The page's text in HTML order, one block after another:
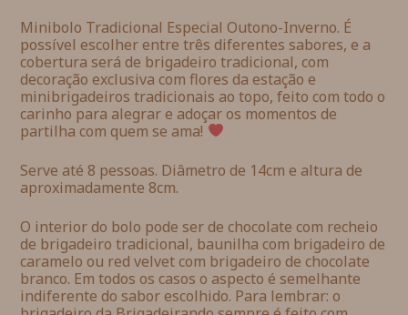
Minibolo Tradicional Especial Outono-Inverno. É
possível escolher entre três diferentes sabores, e a
cobertura será de brigadeiro tradicional, com
decoração exclusiva com flores da estação e
minibrigadeiros tradicionais ao topo, feito com todo o
carinho para alegrar e adoçar os momentos de
partilha com quem se ama!
Serve até 8 pessoas. Diâmetro de 14cm e altura de
aproximadamente 8cm.
O interior do bolo pode ser de chocolate com recheio
de brigadeiro tradicional, baunilha com brigadeiro de
caramelo ou red velvet com brigadeiro de chocolate
branco. Em todos os casos o aspecto é semelhante
indiferente do sabor escolhido. Para lembrar: o